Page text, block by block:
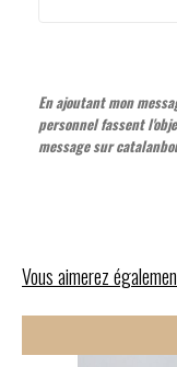
En ajoutant mon
personnel fassent
message sur
Vous aimerez